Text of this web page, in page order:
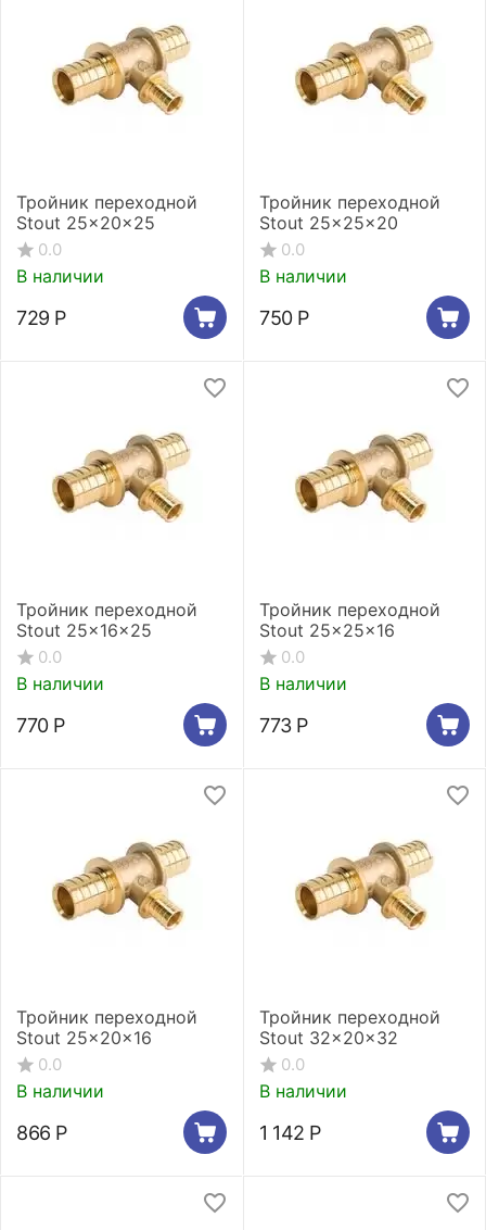
Тройник переходной
Stout 25x20x25
0.0
В наличии
729 Р
Тройник переходной
Stout 25x25x20
0.0
В наличии
750 Р
Тройник переходной
Stout 25x16x25
0.0
В наличии
770 Р
Тройник переходной
Stout 25x25x16
0.0
В наличии
773 Р
Тройник переходной
Stout 25x20x16
0.0
В наличии
866 Р
Тройник переходной
Stout 32x20x32
0.0
В наличии
1 142 Р